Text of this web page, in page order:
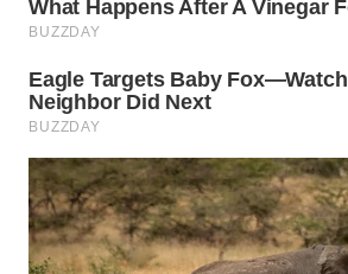
BINJAI
CIREBON
WN
INDRAMAYU